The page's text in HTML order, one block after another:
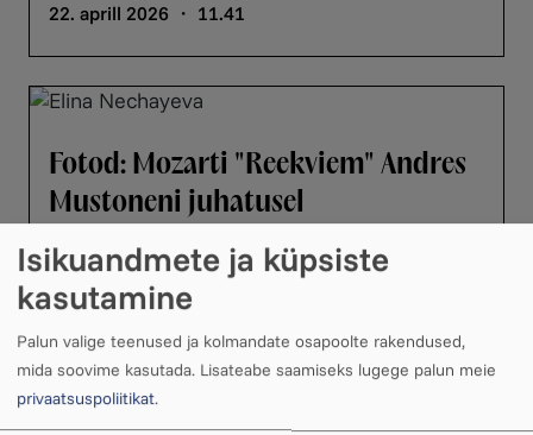
22. aprill 2026 ・ 11.41
Fotod: Mozarti "Reekviem" Andres
Mustoneni juhatusel
kirglikul juhatusel, tõi saali korraga nii hapra
vaikuse kui ka võimsa, peaaegu talumatu ilu.
Isikuandmete ja küpsiste
kasutamine
Palun valige teenused ja kolmandate osapoolte rakendused,
mida soovime kasutada. Lisateabe saamiseks lugege palun meie
privaatsuspoliitikat.